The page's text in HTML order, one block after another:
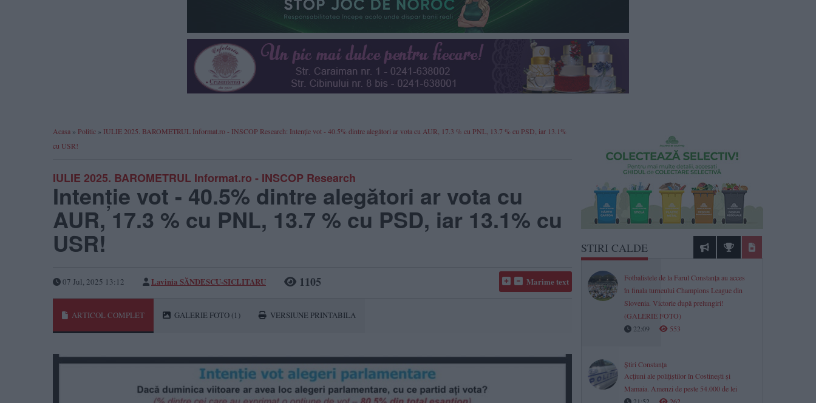
Acasa » Politic » IULIE 2025. BAROMETRUL Informat.ro - INSCOP Research: Intenție vot - 40.5% dintre alegători ar vota cu AUR, 17.3 % cu PNL, 13.7 % cu PSD, iar 13.1%
cu USR!
IULIE 2025. BAROMETRUL Informat.ro - INSCOP Research
Intenție vot - 40.5% dintre alegători ar vota cu
AUR, 17.3 % cu PNL, 13.7 % cu PSD, iar 13.1% cu
USR!
07 Jul, 2025 13:12 Lavinia SĂNDESCU-SICLITARU 1105 Marime text
ARTICOL COMPLET GALERIE FOTO (1) VERSIUNE PRINTABILA
STIRI CALDE
Fotbalistele de la Farul Constanța au acces
în finala turneului Champions League din
Slovenia. Victorie după prelungiri!
(GALERIE FOTO)
22:09
553
Știri Constanța
Acțiuni ale polițiștilor în Costinești și
Mamaia. Amenzi de peste 54.000 de lei